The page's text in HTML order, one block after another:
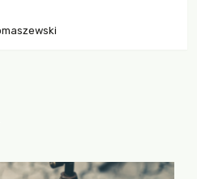
w Belgii? Który